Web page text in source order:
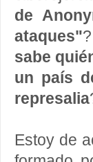
de
ataques"
sabe
un país
represalia
Estoy de